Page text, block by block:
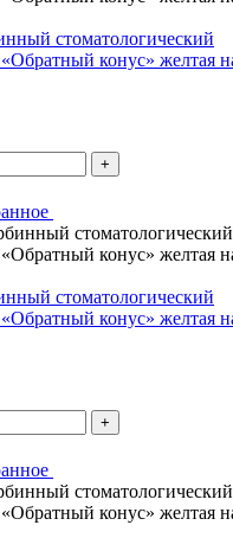
стоматологический
конус» желтая
+
стоматологический
конус» желтая
+